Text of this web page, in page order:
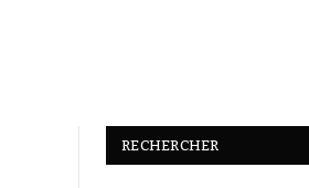
RECHERCHER